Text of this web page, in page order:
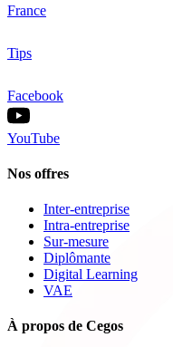
France
Tips
Facebook
YouTube
Nos offres
Inter-entreprise
Intra-entreprise
Sur-mesure
Diplômante
Digital Learning
VAE
À propos de Cegos